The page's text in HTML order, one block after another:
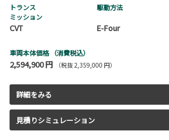
トランス
ミッション
CVT
駆動方法
E-Four
車両本体価格 （消費税込）
2,594,900 円 （税抜 2,359,000 円）
詳細をみる
見積りシミュレーション